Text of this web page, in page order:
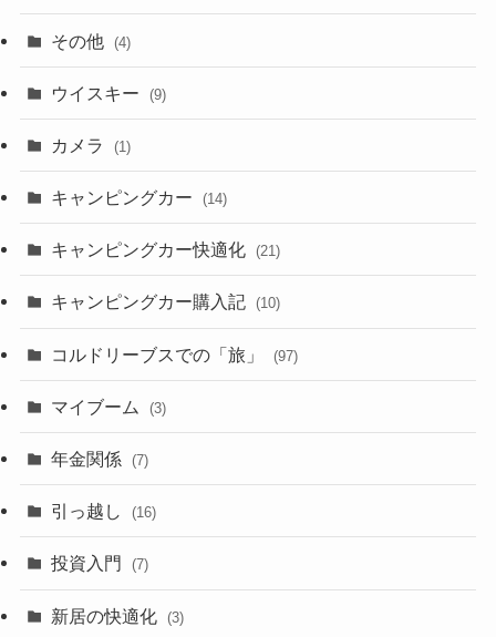
その他 (4)
ウイスキー (9)
カメラ (1)
キャンピングカー (14)
キャンピングカー快適化 (21)
キャンピングカー購入記 (10)
コルドリーブスでの「旅」 (97)
マイブーム (3)
年金関係 (7)
引っ越し (16)
投資入門 (7)
新居の快適化 (3)